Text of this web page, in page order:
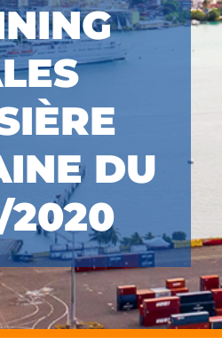
DU
2020